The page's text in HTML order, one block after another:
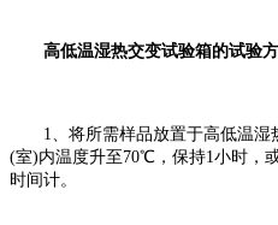
高低温湿热交变试验箱的试验方
1、将所需样品放置于高低温湿
(室)内温度升至70℃，保持1小时，
时间计。